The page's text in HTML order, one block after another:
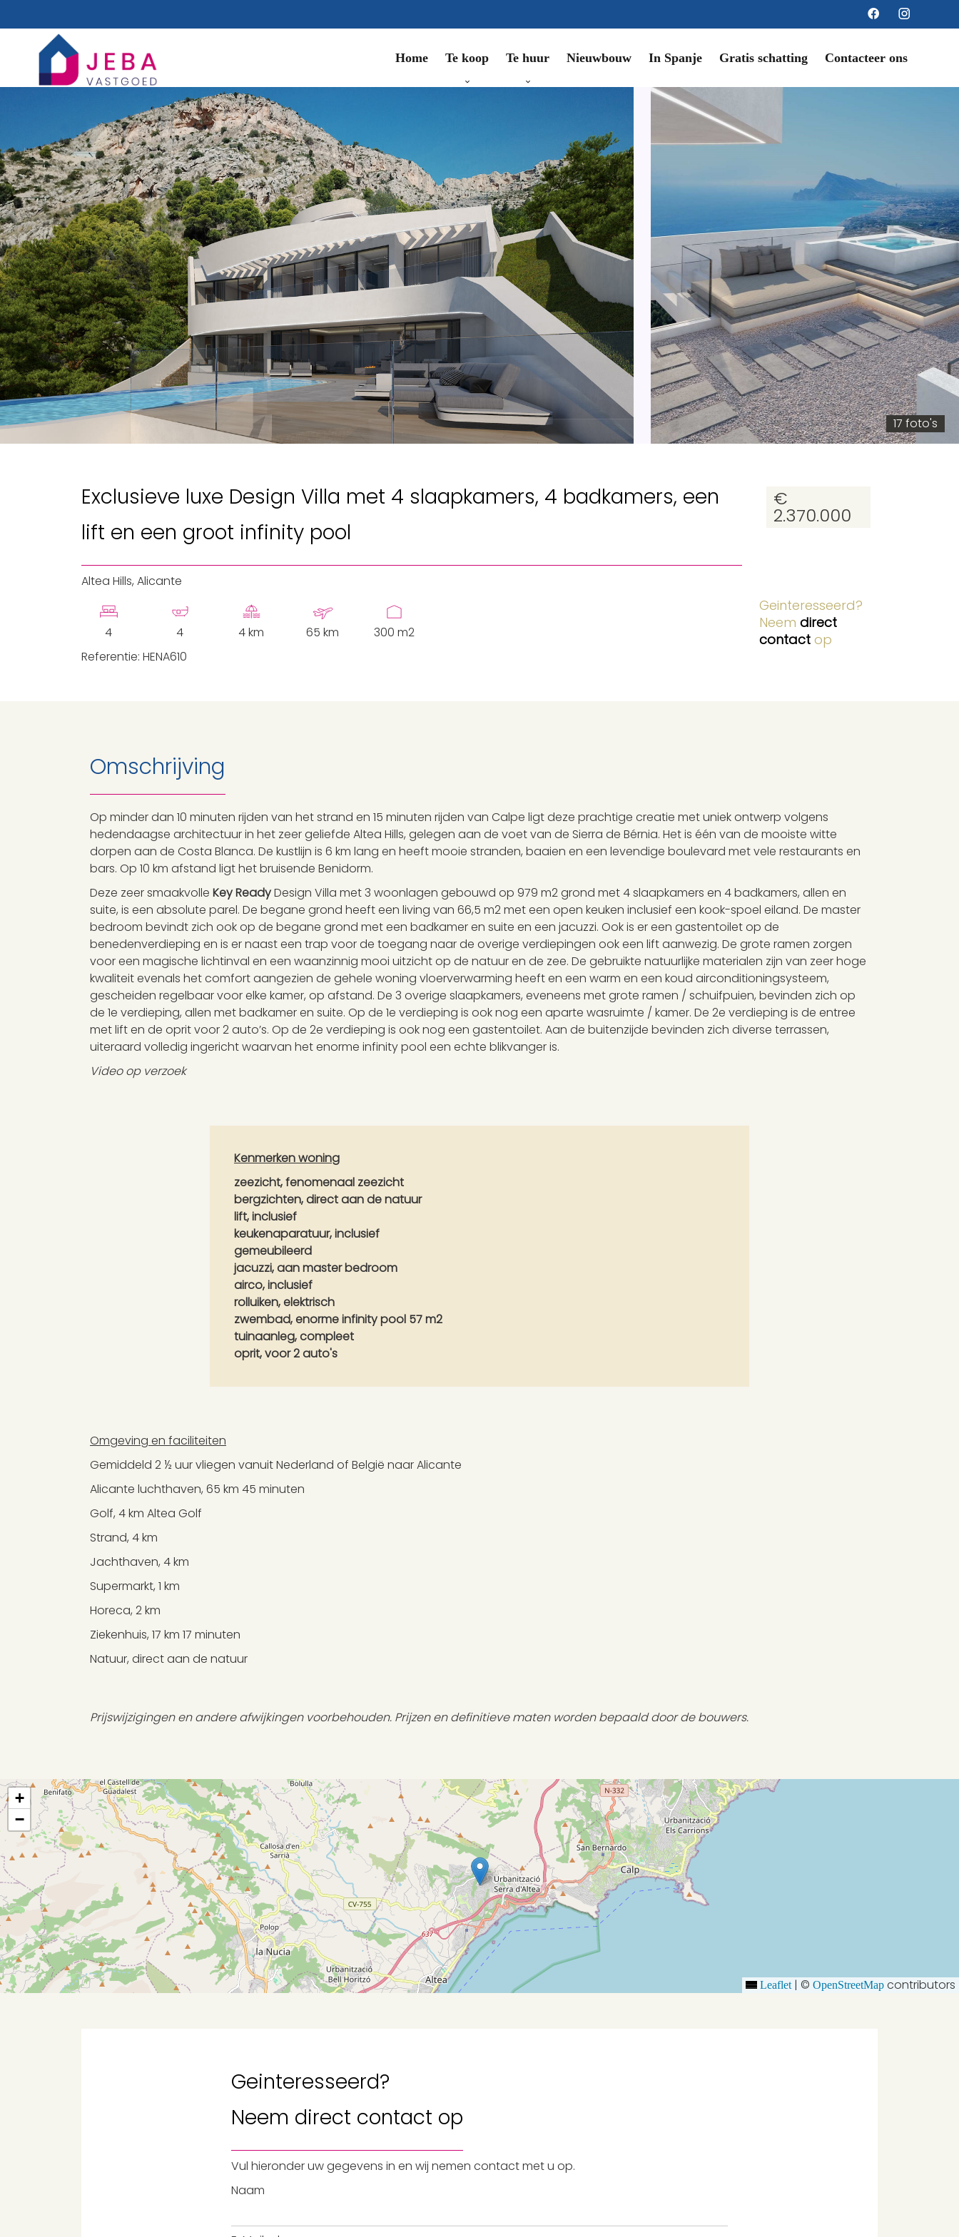
Home Te koop Te huur Nieuwbouw In Spanje Gratis schatting Contacteer ons
17 foto's
Exclusieve luxe Design Villa met 4 slaapkamers, 4 badkamers, een
lift en een groot infinity pool
Altea Hills, Alicante
€
2.370.000
4 4 4 km 65 km 300 m2
Geinteresseerd?
Neem direct
contact op
Referentie: HENA610
Omschrijving
Op minder dan 10 minuten rijden van het strand en 15 minuten rijden van Calpe ligt deze prachtige creatie met uniek ontwerp volgens
hedendaagse architectuur in het zeer geliefde Altea Hills, gelegen aan de voet van de Sierra de Bérnia. Het is één van de mooiste witte
dorpen aan de Costa Blanca. De kustlijn is 6 km lang en heeft mooie stranden, baaien en een levendige boulevard met vele restaurants en
bars. Op 10 km afstand ligt het bruisende Benidorm.
Deze zeer smaakvolle Key ReadyDesign Villa met 3 woonlagen gebouwd op 979 m2 grond met 4 slaapkamers en 4 badkamers, allen en
suite, is een absolute parel. De begane grond heeft een living van 66,5 m2 met een open keuken inclusief een kook-spoel eiland. De master
bedroom bevindt zich ook op de begane grond met een badkamer en suite en een jacuzzi. Ook is er een gastentoilet op de
benedenverdieping en is er naast een trap voor de toegang naar de overige verdiepingen ook een lift aanwezig. De grote ramen zorgen
voor een magische lichtinval en een waanzinnig mooi uitzicht op de natuur en de zee. De gebruikte natuurlijke materialen zijn van zeer hoge
kwaliteit evenals het comfort aangezien de gehele woning vloerverwarming heeft en een warm en een koud airconditioningsysteem,
gescheiden regelbaar voor elke kamer, op afstand. De 3 overige slaapkamers, eveneens met grote ramen / schuifpuien, bevinden zich op
de 1e verdieping, allen met badkamer en suite. Op de 1e verdieping is ook nog een aparte wasruimte / kamer. De 2e verdieping is de entree
met lift en de oprit voor 2 auto’s. Op de 2e verdieping is ook nog een gastentoilet. Aan de buitenzijde bevinden zich diverse terrassen,
uiteraard volledig ingericht waarvan het enorme infinity pool een echte blikvanger is.
Video op verzoek
Kenmerken woning
zeezicht, fenomenaal zeezicht
bergzichten, direct aan de natuur
lift, inclusief
keukenaparatuur, inclusief
gemeubileerd
jacuzzi, aan master bedroom
airco, inclusief
rolluiken, elektrisch
zwembad, enorme infinity pool 57 m2
tuinaanleg, compleet
oprit, voor 2 auto's
Omgeving en faciliteiten
Gemiddeld 2 ½ uur vliegen vanuit Nederland of België naar Alicante
Alicante luchthaven, 65 km 45 minuten
Golf, 4 km Altea Golf
Strand, 4 km
Jachthaven, 4 km
Supermarkt, 1 km
Horeca, 2 km
Ziekenhuis, 17 km 17 minuten
Natuur, direct aan de natuur
Prijswijzigingen en andere afwijkingen voorbehouden. Prijzen en definitieve maten worden bepaald door de bouwers.
+
−
Leaflet | © OpenStreetMap contributors
Geinteresseerd?
Neem direct contact op
Vul hieronder uw gegevens in en wij nemen contact met u op.
Naam